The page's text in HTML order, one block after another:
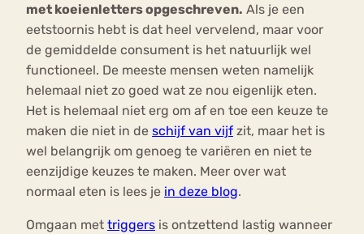
met koeienletters opgeschreven. Als je een
eetstoornis hebt is dat heel vervelend, maar voor
de gemiddelde consument is het natuurlijk wel
functioneel. De meeste mensen weten namelijk
helemaal niet zo goed wat ze nou eigenlijk eten.
Het is helemaal niet erg om af en toe een keuze te
maken die niet in de schijf van vijf zit, maar het is
wel belangrijk om genoeg te variëren en niet te
eenzijdige keuzes te maken. Meer over wat
normaal eten is lees je in deze blog.
Omgaan met triggers is ontzettend lastig wanneer